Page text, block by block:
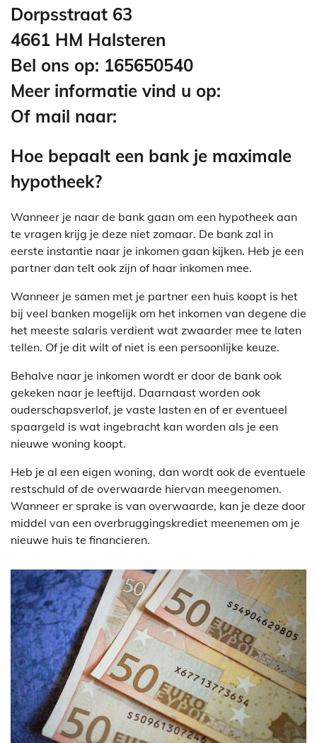
Dorpsstraat 63
4661 HM Halsteren
Bel ons op: 165650540
Meer informatie vind u op:
Of mail naar:
Hoe bepaalt een bank je maximale
hypotheek?
Wanneer je naar de bank gaan om een hypotheek aan
te vragen krijg je deze niet zomaar. De bank zal in
eerste instantie naar je inkomen gaan kijken. Heb je een
partner dan telt ook zijn of haar inkomen mee.
Wanneer je samen met je partner een huis koopt is het
bij veel banken mogelijk om het inkomen van degene die
het meeste salaris verdient wat zwaarder mee te laten
tellen. Of je dit wilt of niet is een persoonlijke keuze.
Behalve naar je inkomen wordt er door de bank ook
gekeken naar je leeftijd. Daarnaast worden ook
ouderschapsverlof, je vaste lasten en of er eventueel
spaargeld is wat ingebracht kan worden als je een
nieuwe woning koopt.
Heb je al een eigen woning, dan wordt ook de eventuele
restschuld of de overwaarde hiervan meegenomen.
Wanneer er sprake is van overwaarde, kan je deze door
middel van een overbruggingskrediet meenemen om je
nieuwe huis te financieren.